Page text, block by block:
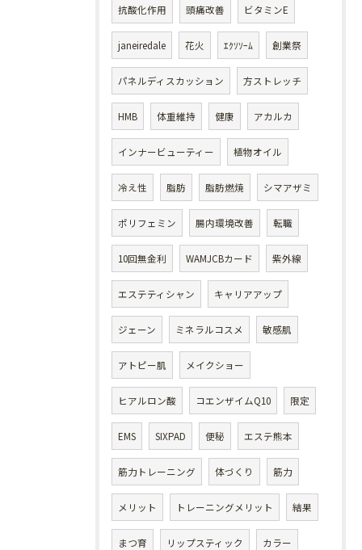
抗酸化作用 頭痛改善 ビタミンE
janeiredale 花火 ｴｸｿｿｰﾑ 創業祭
パネルディスカッション 方ストレッチ
HMB 体重維持 健康 アカルカ
インナービューティー 植物オイル
冷え性 脂肪 脂肪燃焼 シマアザミ
ポリフェミン 腸内環境改善 転職
10回無金利 WAMJCBカード 紫外線
エステティシャン キャリアアップ
ジェーン ミネラルコスメ 敏感肌
アトピー肌 メイクショー
ヒアルロン酸 コエンザイムQ10 限定
EMS SIXPAD 便秘 エステ熊本
筋力トレーニング 体づくり 筋力
メリット トレーニングメリット 結果
まつ育 リップスティック カラー